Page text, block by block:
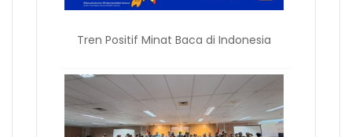
Tren Positif Minat Baca di Indonesia